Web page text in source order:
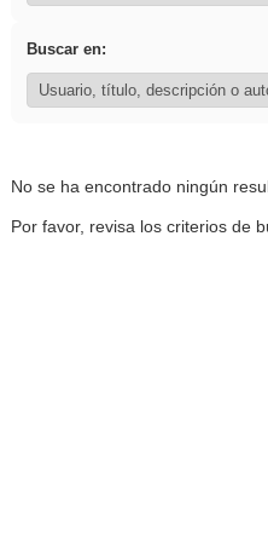
Buscar en:
No se ha encontrado ningún
Por favor, revisa los criterios de